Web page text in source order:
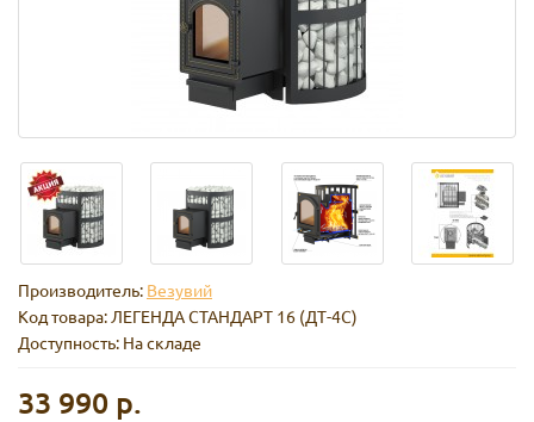
Производитель: Везувий
Код товара: ЛЕГЕНДА СТАНДАРТ 16 (ДТ-4С)
Доступность: На складе
33 990 р.